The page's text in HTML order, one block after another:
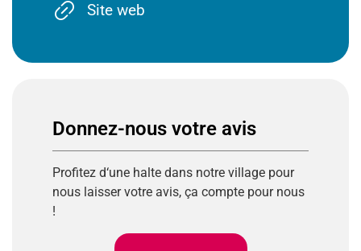
Site web
Donnez-nous votre avis
Profitez d‘une halte dans notre village pour
nous laisser votre avis, ça compte pour nous
!